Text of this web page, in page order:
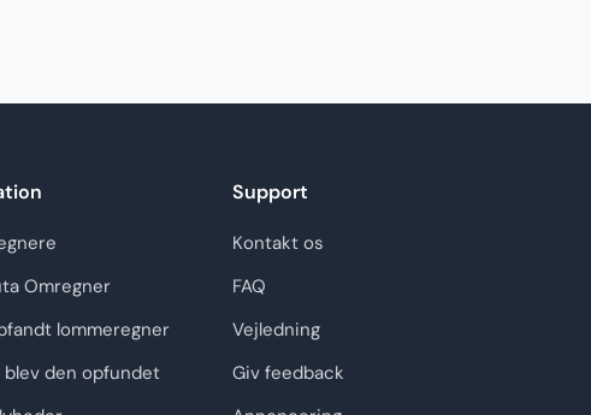
Omregner
lommeregner
blev den opfundet
Support
Kontakt os
FAQ
Vejledning
Giv feedback